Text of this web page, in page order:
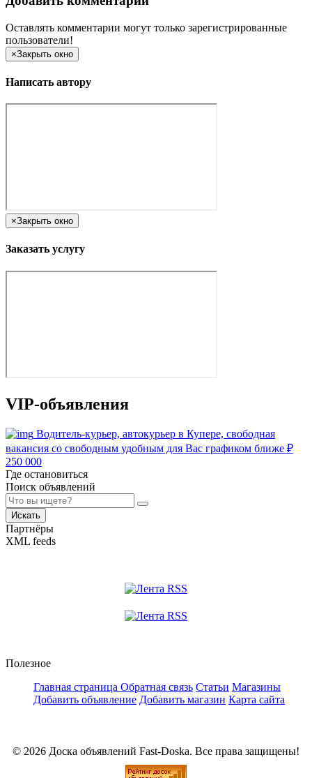
Оставлять комментарии могут только зарегистрированные
пользователи!
×Закрыть окно
Написать автору
×Закрыть окно
Заказать услугу
VIP-объявления
Водитель-курьер, автокурьер в Купере, свободная
вакансия со свободным удобным для Вас графиком ближе ₽
250 000
Где остановиться
Поиск объявлений
Искать
Партнёры
XML feeds
Полезное
Главная страница Обратная связь Статьи Магазины
Добавить объявление Добавить магазин Карта сайта
© 2026 Доска объявлений Fast-Doska. Все права защищены!